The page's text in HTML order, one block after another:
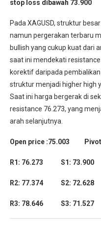
stop loss dibawah 73.900
Pada XAGUSD, struktur
namun pergerakan terbaru
bullish yang cukup kuat dari
saat ini mendekati
korektif daripada
struktur menjadi higher high
Saat ini harga bergerak di
resistance 76.273, yang
arah selanjutnya.
Open price :75.003 Pivot
R1: 76.273 S1: 73.900
R2: 77.374 S2: 72.628
R3: 78.646 S3: 71.527